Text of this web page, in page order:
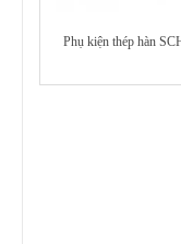
Phụ kiện thép hàn